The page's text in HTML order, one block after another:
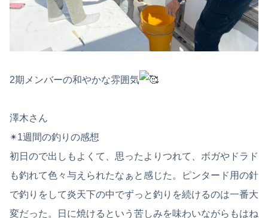
2期メンバーの和やかな雰囲気
澤木さん
✴︎1週間の釣りの感想
初日ので出しもよくて、思ったよりつれて、ボガやドラド
も釣れて色々与えられたなぁと感じた。ピンタード用の針
で釣りをして炎天下の中でずっと釣りを続けるのは一番大
変だった。日に焼けるという苦しみを味わいながらもはね